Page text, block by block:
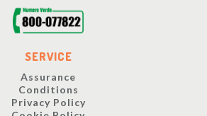
SERVICE
Assurance
Conditions
Privacy Policy